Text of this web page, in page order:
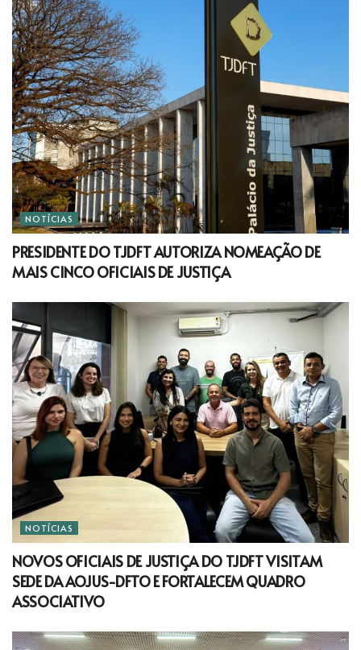
NOTÍCIAS
PRESIDENTE DO TJDFT AUTORIZA NOMEAÇÃO DE
MAIS CINCO OFICIAIS DE JUSTIÇA
NOTÍCIAS
NOVOS OFICIAIS DE JUSTIÇA DO TJDFT VISITAM
SEDE DA AOJUS-DFTO E FORTALECEM QUADRO
ASSOCIATIVO